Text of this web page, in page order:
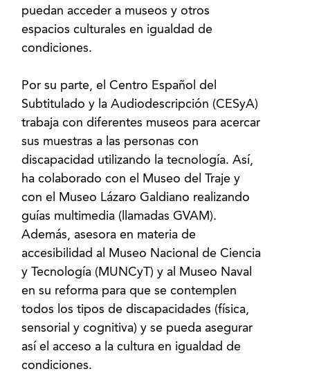
puedan acceder a museos y otros
espacios culturales en igualdad de
condiciones.
Por su parte, el Centro Español del
Subtitulado y la Audiodescripción (CESyA)
trabaja con diferentes museos para acercar
sus muestras a las personas con
discapacidad utilizando la tecnología. Así,
ha colaborado con el Museo del Traje y
con el Museo Lázaro Galdiano realizando
guías multimedia (llamadas GVAM).
Además, asesora en materia de
accesibilidad al Museo Nacional de Ciencia
y Tecnología (MUNCyT) y al Museo Naval
en su reforma para que se contemplen
todos los tipos de discapacidades (física,
sensorial y cognitiva) y se pueda asegurar
así el acceso a la cultura en igualdad de
condiciones.